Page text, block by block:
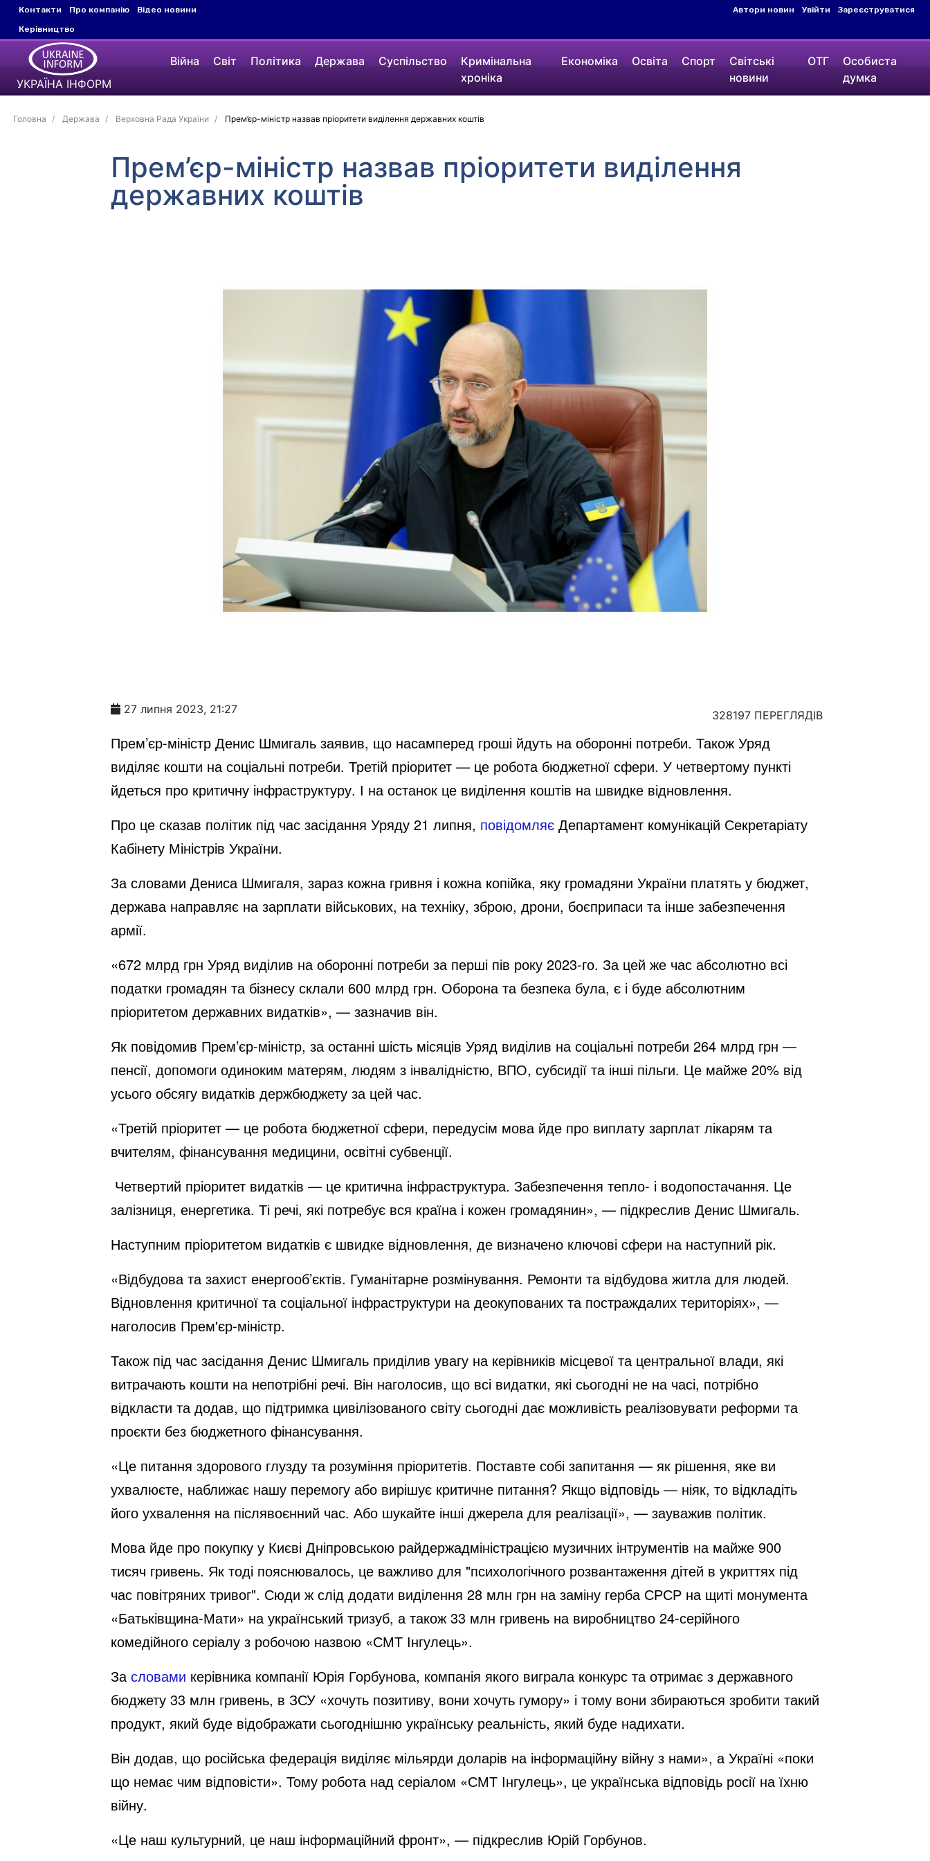
Контакти Про компанію
Відео новини
Керівництво
Автори новин Увійти Зареєструватися
УКРАЇНА ІНФОРМ
Війна Світ Політика Держава Суспільство
Кримінальна
хроніка
Економіка Освіта Спорт
Світські
новини
ОТГ
Особиста
думка
Головна Держава Верховна Рада України Прем’єр-міністр назвав пріоритети виділення державних коштів
Прем’єр-міністр назвав пріоритети виділення
державних коштів
27 липня 2023, 21:27 328197 ПЕРЕГЛЯДІВ
Прем’єр-міністр Денис Шмигаль заявив, що насамперед гроші йдуть на оборонні потреби. Також Уряд
виділяє кошти на соціальні потреби. Третій пріоритет — це робота бюджетної сфери. У четвертому пункті
йдеться про критичну інфраструктуру. І на останок це виділення коштів на швидке відновлення.
Про це сказав політик під час засідання Уряду 21 липня, повідомляєДепартамент комунікацій Секретаріату
Кабінету Міністрів України.
За словами Дениса Шмигаля, зараз кожна гривня і кожна копійка, яку громадяни України платять у бюджет,
держава направляє на зарплати військових, на техніку, зброю, дрони, боєприпаси та інше забезпечення
армії.
«672 млрд грн Уряд виділив на оборонні потреби за перші пів року 2023-го. За цей же час абсолютно всі
податки громадян та бізнесу склали 600 млрд грн. Оборона та безпека була, є і буде абсолютним
пріоритетом державних видатків», — зазначив він.
Як повідомив Прем’єр-міністр, за останні шість місяців Уряд виділив на соціальні потреби 264 млрд грн —
пенсії, допомоги одиноким матерям, людям з інвалідністю, ВПО, субсидії та інші пільги. Це майже 20% від
усього обсягу видатків держбюджету за цей час.
«Третій пріоритет — це робота бюджетної сфери, передусім мова йде про виплату зарплат лікарям та
вчителям, фінансування медицини, освітні субвенції.
Четвертий пріоритет видатків — це критична інфраструктура. Забезпечення тепло- і водопостачання. Це
залізниця, енергетика. Ті речі, які потребує вся країна і кожен громадянин», — підкреслив Денис Шмигаль.
Наступним пріоритетом видатків є швидке відновлення, де визначено ключові сфери на наступний рік.
«Відбудова та захист енергооб’єктів. Гуманітарне розмінування. Ремонти та відбудова житла для людей.
Відновлення критичної та соціальної інфраструктури на деокупованих та постраждалих територіях», —
наголосив Прем'єр-міністр.
Також під час засідання Денис Шмигаль приділив увагу на керівників місцевої та центральної влади, які
витрачають кошти на непотрібні речі. Він наголосив, що всі видатки, які сьогодні не на часі, потрібно
відкласти та додав, що підтримка цивілізованого світу сьогодні дає можливість реалізовувати реформи та
проєкти без бюджетного фінансування.
«Це питання здорового глузду та розуміння пріоритетів. Поставте собі запитання — як рішення, яке ви
ухвалюєте, наближає нашу перемогу або вирішує критичне питання? Якщо відповідь — ніяк, то відкладіть
його ухвалення на післявоєнний час. Або шукайте інші джерела для реалізації», — зауважив політик.
Мова йде про покупку у Києві Дніпровською райдержадміністрацією музичних інтрументів на майже 900
тисяч гривень. Як тоді пояснювалось, це важливо для "психологічного розвантаження дітей в укриттях під
час повітряних тривог". Сюди ж слід додати виділення 28 млн грн на заміну герба СРСР на щиті монумента
«Батьківщина-Мати» на український тризуб, а також 33 млн гривень на виробництво 24-серійного
комедійного серіалу з робочою назвою «СМТ Інгулець».
Засловами керівника компанії Юрія Горбунова, компанія якого виграла конкурс та отримає з державного
бюджету 33 млн гривень, в ЗСУ «хочуть позитиву, вони хочуть гумору» і тому вони збираються зробити такий
продукт, який буде відображати сьогоднішню українську реальність, який буде надихати.
Він додав, що російська федерація виділяє мільярди доларів на інформаційну війну з нами», а Україні «поки
що немає чим відповісти». Тому робота над серіалом «СМТ Інгулець», це українська відповідь росії на їхню
війну.
«Це наш культурний, це наш інформаційний фронт», — підкреслив Юрій Горбунов.